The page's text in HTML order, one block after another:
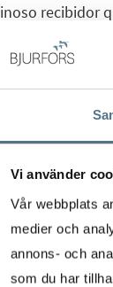
Vi använder
Vår webbplats
medier och
annons- och
som du har
recibidor
de Nolte, con
el
nobles
encuentran
al jardín, un
Una
trabajar,
amplio
con
de efecto